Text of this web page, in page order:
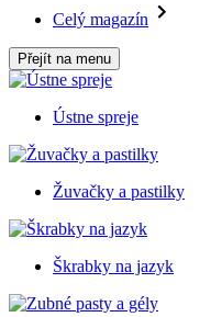
Celý magazín
Přejít na menu
Ústne spreje
Žuvačky a pastilky
Škrabky na jazyk